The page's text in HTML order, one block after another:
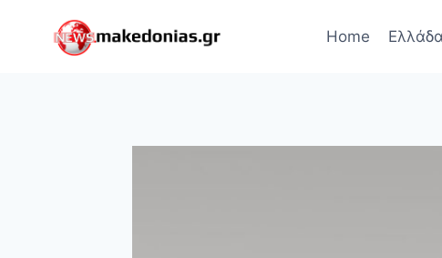
Home Ελλάδα